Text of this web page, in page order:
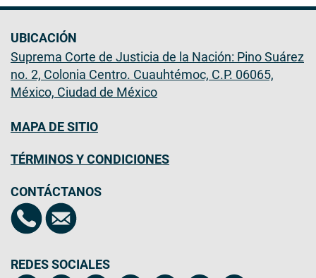
UBICACIÓN
Suprema Corte de Justicia de la Nación: Pino Suárez
no. 2, Colonia Centro. Cuauhtémoc, C.P. 06065,
México, Ciudad de México
MAPA DE SITIO
TÉRMINOS Y CONDICIONES
CONTÁCTANOS
REDES SOCIALES